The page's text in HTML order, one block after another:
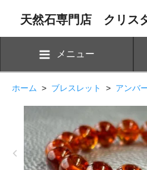
天然石専門店 クリス
メニュー
ホーム > ブレスレット > アンバ